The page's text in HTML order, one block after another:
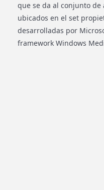
que se da al conjunto
ubicados en el set
desarrolladas por
framework Windows